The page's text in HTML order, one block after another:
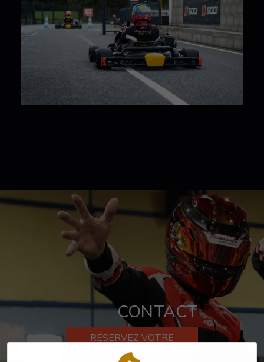
CONTACT
RÉSERVEZ VOTRE
PASSAGE